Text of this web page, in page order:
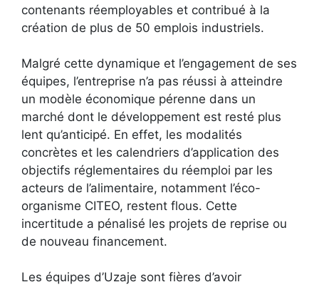
contenants réemployables et contribué à la
création de plus de 50 emplois industriels.
Malgré cette dynamique et l’engagement de ses
équipes, l’entreprise n’a pas réussi à atteindre
un modèle économique pérenne dans un
marché dont le développement est resté plus
lent qu’anticipé. En effet, les modalités
concrètes et les calendriers d’application des
objectifs réglementaires du réemploi par les
acteurs de l’alimentaire, notamment l’éco-
organisme CITEO, restent flous. Cette
incertitude a pénalisé les projets de reprise ou
de nouveau financement.
Les équipes d’Uzaje sont fières d’avoir